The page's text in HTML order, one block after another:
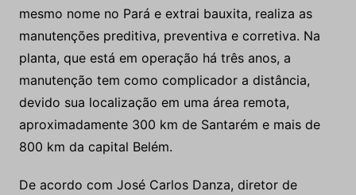
mesmo nome no Pará e extrai bauxita, realiza as
manutenções preditiva, preventiva e corretiva. Na
planta, que está em operação há três anos, a
manutenção tem como complicador a distância,
devido sua localização em uma área remota,
aproximadamente 300 km de Santarém e mais de
800 km da capital Belém.
De acordo com José Carlos Danza, diretor de